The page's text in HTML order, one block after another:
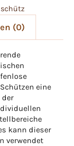
(0)
eine
kann dieser
verwendet